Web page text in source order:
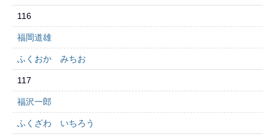
116
福岡道雄
ふくおか みちお
117
福沢一郎
ふくざわ いちろう